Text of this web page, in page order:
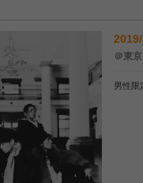
＠東
男性限